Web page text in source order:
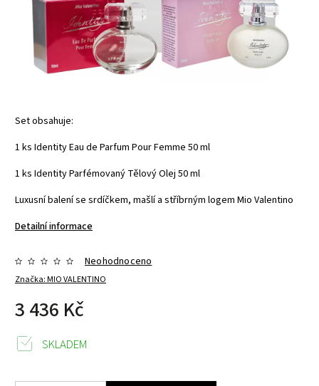
Set obsahuje:
1 ks Identity Eau de Parfum Pour Femme 50 ml
1 ks Identity Parfémovaný Tělový Olej 50 ml
Luxusní balení se srdíčkem, mašlí a stříbrným logem Mio Valentino
Detailní informace
Značka:MIO VALENTINO
Neohodnoceno
3 436 Kč
SKLADEM